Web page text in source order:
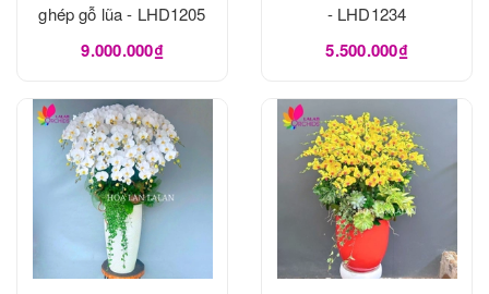
ghép gỗ lũa - LHD1205
9.000.000₫
- LHD1234
5.500.000₫